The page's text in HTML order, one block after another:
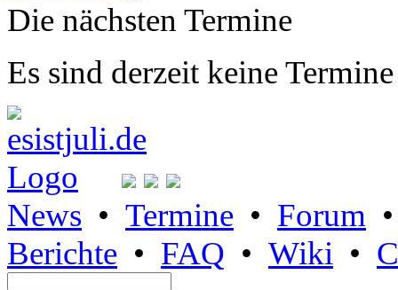
Die nächsten Termine
Es sind derzeit keine
News • Termine • Forum
Berichte • FAQ • Wiki •